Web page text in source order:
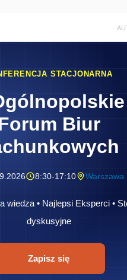
STACJONARNA
Biur
8:30-17:10 Warszawa
wiedza • Najlepsi Eksperci •
dyskusyjne
Zapisz się